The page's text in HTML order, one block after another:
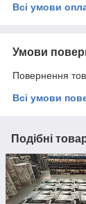
Всі умови
Умови
Повернення
Всі умови
Подібні